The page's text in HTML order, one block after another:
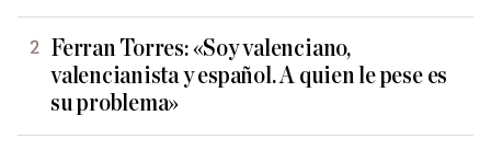
Ferran Torres: «Soy valenciano,
valencianista y español. A quien le pese es
su problema»